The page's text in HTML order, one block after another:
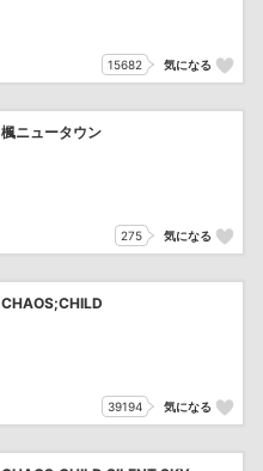
15682 気になる
楓ニュータウン
275 気になる
CHAOS;CHILD
39194 気になる